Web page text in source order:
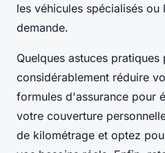
les véhicules spécialisés
demande.
Quelques astuces pratiques
considérablement réduire
formules d'assurance pour
votre couverture
de kilométrage et optez